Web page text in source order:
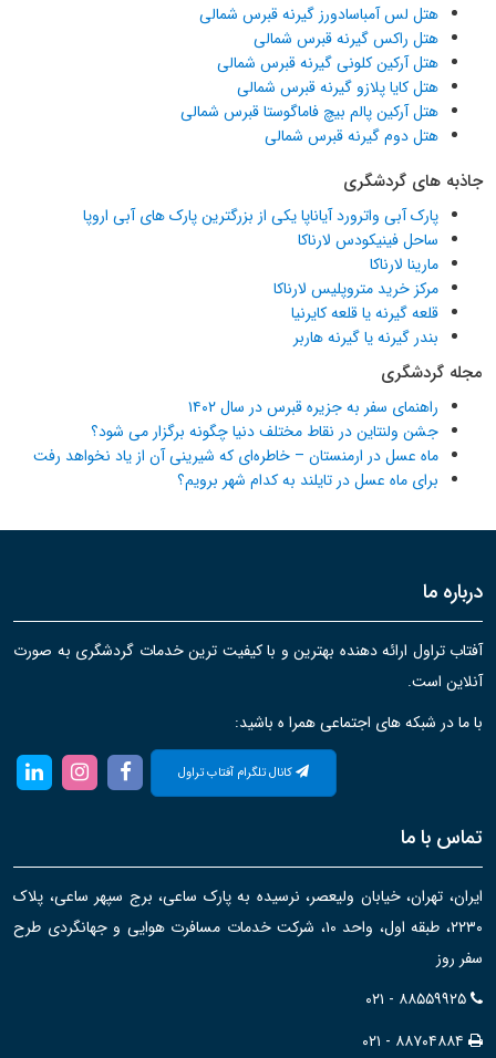
هتل لس آمباسادورز گیرنه قبرس شمالی
هتل راکس گیرنه قبرس شمالی
هتل آرکین کلونی گیرنه قبرس شمالی
هتل کایا پلازو گیرنه قبرس شمالی
هتل آرکین پالم بیچ فاماگوستا قبرس شمالی
هتل دوم گیرنه قبرس شمالی
جاذبه های گردشگری
پارک آبی واترورد آیاناپا یکی از بزرگترین پارک های آبی اروپا
ساحل فینیکودس لارناکا
مارینا لارناکا
مرکز خرید متروپلیس لارناکا
قلعه گیرنه یا قلعه کایرنیا
بندر گیرنه یا گیرنه هاربر
مجله گردشگری
راهنمای سفر به جزیره قبرس در سال ۱۴۰۲
جشن ولنتاین در نقاط مختلف دنیا چگونه برگزار می شود؟
ماه عسل در ارمنستان – خاطره‌ای که شیرینی آن از یاد نخواهد رفت
برای ماه عسل در تایلند به کدام شهر برویم؟
درباره ما
آفتاب تراول ارائه دهنده بهترین و با کیفیت ترین خدمات گردشگری به صورت
آنلاین است.
با ما در شبکه های اجتماعی همرا ه باشید:
کانال تلگرام آفتاب تراول
تماس با ما
ایران، تهران، خیابان ولیعصر، نرسیده به پارک ساعی، برج سپهر ساعی، پلاک
۲۲۳۰، طبقه اول، واحد ۱۰، شرکت خدمات مسافرت هوایی و جهانگردی طرح
سفر روز
۰۲۱ - ۸۸۵۵۹۹۲۵
۰۲۱ - ۸۸۷۰۴۸۸۴